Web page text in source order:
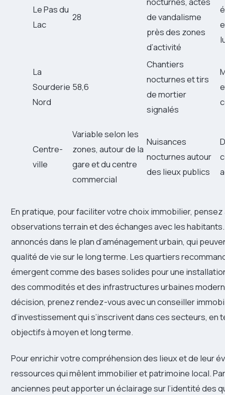
Le Pas du
Lac
28
de vandalisme
près des zones
d’activité
La
Sourderie
Nord
58,6
Chantiers
nocturnes et tirs
de mortier
signalés
Centre-
ville
Variable selon les
zones, autour de la
gare et du centre
commercial
Nuisances
nocturnes autour
des lieux publics
En pratique, pour faciliter votre choix immobilier,
observations terrain et des échanges avec les
annoncés dans le plan d’aménagement urbain, qui
qualité de vie sur le long terme. Les quartiers
émergent comme des bases solides pour une
des commodités et des infrastructures urbaines
décision, prenez rendez-vous avec un conseiller
d’investissement qui s’inscrivent dans ces secteurs,
objectifs à moyen et long terme.
Pour enrichir votre compréhension des lieux et de leur
ressources qui mêlent immobilier et patrimoine local.
anciennes peut apporter un éclairage sur l’identité des